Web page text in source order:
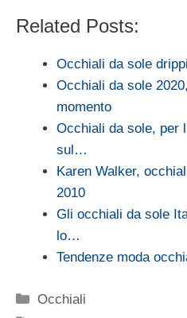
Related Posts:
Occhiali da sole
Occhiali da sole
momento
Occhiali da sole, per
sul…
Karen Walker,
2010
Gli occhiali da sole
lo…
Tendenze moda
Categorie
Occhiali